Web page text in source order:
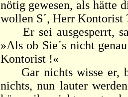
nötig gewesen, als hätte
wollen S´, Herr Kontorist
Er sei ausgesperrt,
»Als ob Sie´s nicht
Kontorist !«
Gar nichts wisse er,
nichts, nun lauter